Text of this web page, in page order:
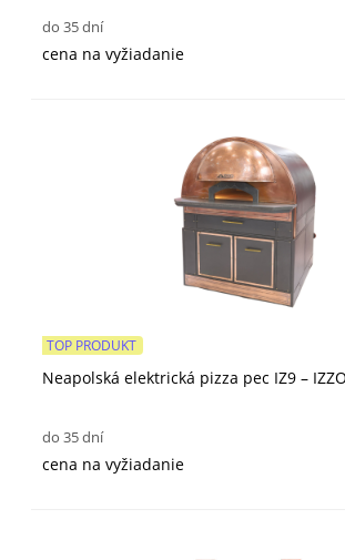
do 35 dní
cena na vyžiadanie
Neapolská elektrická pizza pec IZ9 –
TOP PRODUKT
do 35 dní
cena na vyžiadanie